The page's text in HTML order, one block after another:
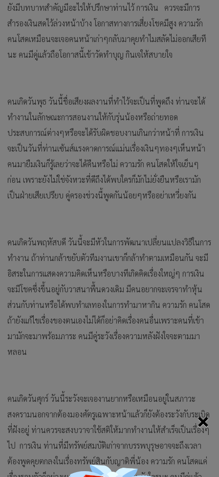
×
ยังมีบทบาทสำคัญมีอะไรให้ปรึกษาท่านไว้ การเงิน ควรจะมีการ
สำรองเงินสดไว้ล่วงหน้าบ้าง โอกาสทางการเสี่ยงโชคมีสูง ความรัก
คนโสดเหมือนจะเจอคนหน้าเก่าๆกลับมาคุยทำไมสลัดไม่ออกเสียที
นะ คนมีคู่แล้วถือโอกาสนี้เข้าวัดทำบุญ กินเจให้สบายใจ
คนเกิดวันพุธ วันนี้ชื่อเสียงผลงานที่ทำไว้จะเป็นที่พูดถึง ท่านจะได้
ทำงานในลักษณะการสอนงานให้กับรุ่นน้องหรือถ่ายทอด
ประสบการณ์ต่างๆหรือจะได้รับผิดชอบงานเกินกว่าหน้าที่ การเงิน
จะเป็นวันที่ท่านเซ้นส์แรงคาดการณ์แม่นเรื่องเงินๆทองๆเห็นหน้า
คนมายืมเงินก็รู้เลยว่าจะได้คืนหรือไม่ ความรัก คนโสดให้ใจเย็นๆ
ก่อน เพราะยังไม่ใช่จังหวะที่ดีถึงได้พบใครก็มักไม่ยั่งยืนหรือเรามัก
เป็นฝ่ายเสียเปรียบ คู่ครองช่วงนี้พูดกันน้อยๆหรืออย่าเหวี่ยงกัน
คนเกิดวันพฤหัสบดี วันนี้จะมีหัวในการพัฒนาเปลี่ยนแปลงวิธีในการ
ทำงาน ถ้าท่านกล้าขยับตัวทีมงานเขาก็กล้าทำตามเหมือนกัน จะมี
อิสระในการแสดงความคิดเห็นหรือบางทีเกิดคิดเรื่องใหญ่ๆ การเงิน
จะมีโชคซึ่งขึ้นอยู่กับวาสนาพื้นดวงเดิม มีคนอยากจะเจรจาทำหุ้น
ส่วนกับท่านหรือได้พบทำเลทองในการทำมาหากิน ความรัก คนโสด
ถ้ายังแก้ไขเรื่องของตนเองไม่ได้ก็อย่าคิดเรื่องคนอื่นเพราะคนที่เข้า
มามักจะมาพร้อมภาระ คนมีคู่ระวังเรื่องความหลังฝังใจจะตามมา
หลอน
คนเกิดวันศุกร์ วันนี้ระวังจะเจองานยากหรือเหมือนอยู่ในสภาวะ
สงครามนอกจากต้องมองศัตรูเฉพาะหน้าแล้วก็ยังต้องระวังกับระเบิด
ที่ฝังอยู่ ท่านควรจะสงบวาจาใช้สติให้มากทำงานให้สำเร็จเป็นเรื่องๆ
ไป การเงิน ท่านที่มีทรัพย์สมบัติเก่าจากบรรพบุรุษอาจจะถึงเวลา
ต้องพูดคุยตกลงในเรื่องทรัพย์สินกับญาติพี่น้อง ความรัก คนโสดแค่